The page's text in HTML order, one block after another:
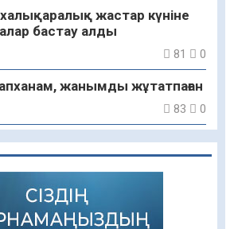
жастар күніне
бастау алды
81 0
жанымды жұтатпаған
83 0
– қала дамуының айғағы
туған жерді түлеткен
қолтаңбасы бар